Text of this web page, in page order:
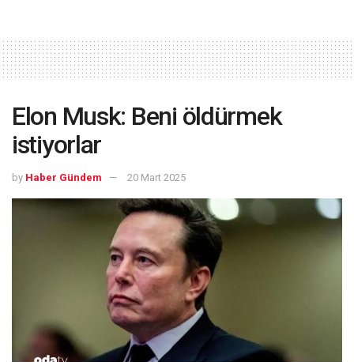
Elon Musk: Beni öldürmek
istiyorlar
by Haber Gündem 20 Mart 2025